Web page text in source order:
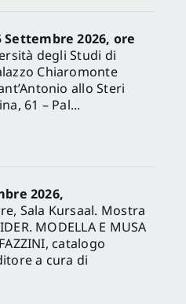
2026, ore
degli Studi di
Chiaromonte
allo Steri
61 – Pal...
2026,
Sala Kursaal. Mostra
MODELLA E MUSA
catalogo
a cura di